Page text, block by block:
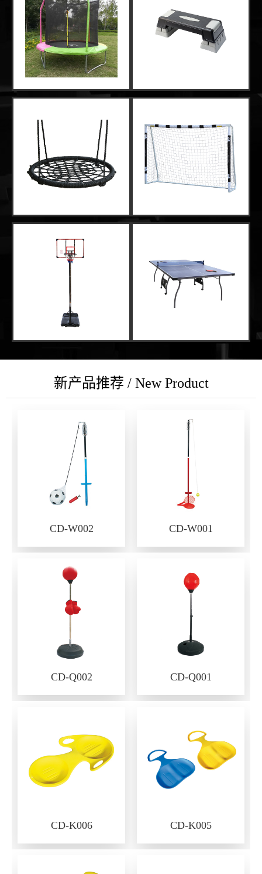
新产品推荐 / New Product
CD-W002 CD-W001
CD-Q002 CD-Q001
CD-K006 CD-K005